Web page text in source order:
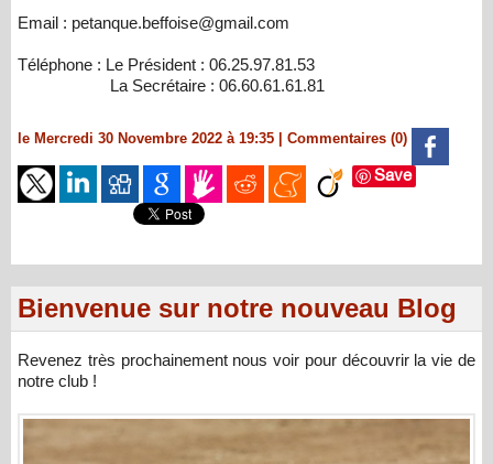
Email : petanque.beffoise@gmail.com
Téléphone : Le Président : 06.25.97.81.53
La Secrétaire : 06.60.61.61.81
le Mercredi 30 Novembre 2022 à 19:35 Commentaires (0)
Save
Bienvenue sur notre nouveau Blog
Revenez très prochainement nous voir pour découvrir la vie de
notre club !